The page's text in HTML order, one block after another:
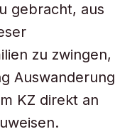
gebracht, aus
zu zwingen,
Auswanderung
KZ direkt an